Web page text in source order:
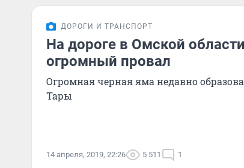
ДОРОГИ И ТРАНСПОРТ
На дороге в Омской
огромный провал
Огромная черная яма недавно
Тары
14 апреля, 2019, 22:26 5 511 1